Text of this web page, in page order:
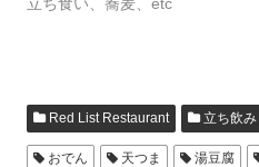
Red List Restaurant 立ち飲み
おでん 天つま 湯豆腐